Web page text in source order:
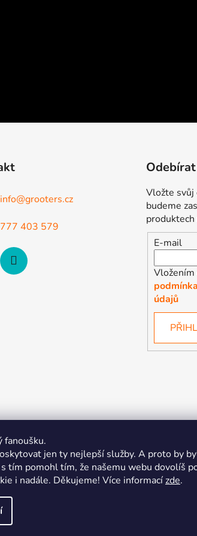
fanoušku.
jen ty nejlepší služby. A proto by
tím pomohl tím, že našemu webu dovolíš
i nadále. Děkujeme! Více informacízde.
info@grooters.cz
777 403 579
Vložte svůj
budeme
E-mail
údajů
Pořiďte si vlastní merch Midnight Gear |